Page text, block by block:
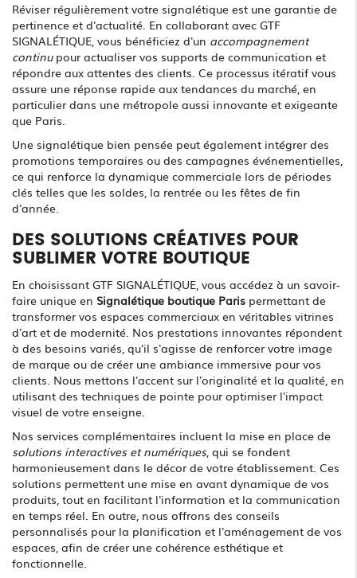
Réviser régulièrement votre signalétique est une garantie de
pertinence et d'actualité. En collaborant avec GTF
SIGNALÉTIQUE, vous bénéficiez d'un accompagnement
continupour actualiser vos supports de communication et
répondre aux attentes des clients. Ce processus itératif vous
assure une réponse rapide aux tendances du marché, en
particulier dans une métropole aussi innovante et exigeante
que Paris.
Une signalétique bien pensée peut également intégrer des
promotions temporaires ou des campagnes événementielles,
ce qui renforce la dynamique commerciale lors de périodes
clés telles que les soldes, la rentrée ou les fêtes de fin
d'année.
DES SOLUTIONS CRÉATIVES POUR
SUBLIMER VOTRE BOUTIQUE
En choisissant GTF SIGNALÉTIQUE, vous accédez à un savoir-
faire unique en Signalétique boutique Paris permettant de
transformer vos espaces commerciaux en véritables vitrines
d'art et de modernité. Nos prestations innovantes répondent
à des besoins variés, qu'il s'agisse de renforcer votre image
de marque ou de créer une ambiance immersive pour vos
clients. Nous mettons l'accent sur l'originalité et la qualité, en
utilisant des techniques de pointe pour optimiser l'impact
visuel de votre enseigne.
Nos services complémentaires incluent la mise en place de
solutions interactives et numériques, qui se fondent
harmonieusement dans le décor de votre établissement. Ces
solutions permettent une mise en avant dynamique de vos
produits, tout en facilitant l'information et la communication
en temps réel. En outre, nous offrons des conseils
personnalisés pour la planification et l'aménagement de vos
espaces, afin de créer une cohérence esthétique et
fonctionnelle.